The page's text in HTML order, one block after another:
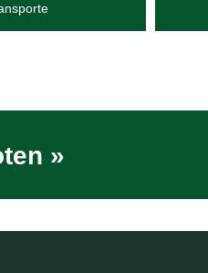
»